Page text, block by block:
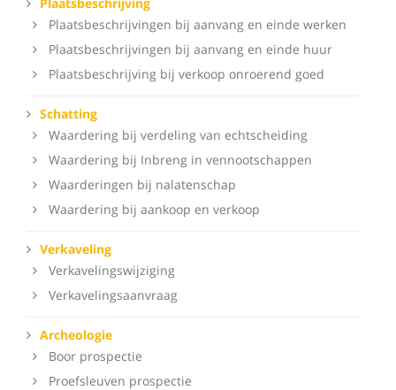
Plaatsbeschrijvingen bij aanvang en einde werken
Plaatsbeschrijvingen bij aanvang en einde huur
Plaatsbeschrijving bij verkoop onroerend goed
Schatting
Waardering bij verdeling van echtscheiding
Waardering bij Inbreng in vennootschappen
Waarderingen bij nalatenschap
Waardering bij aankoop en verkoop
Verkaveling
Verkavelingswijziging
Verkavelingsaanvraag
Archeologie
Boor prospectie
Proefsleuven prospectie